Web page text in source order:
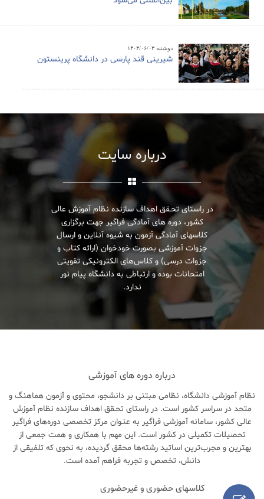
دوشنبه ۱۴۰۴/۰۶/۰۳
شیرینی قند پارسی در دانشگاه پرینستون
درباره سایت
در راستای تحـقق اهداف سازنده نظام آموزش عالی
کشور، دوره های آمادگی فراگیر جهت برگزاری
کلاسهای آمادگی آزمون به شیوه آنلاین و ارسال
جزوات آموزشی بصورت خودخوان (ارائه کتاب و
جزوات درسی) و کلاس‌های الکترونیکی تقویتی
امتحانات بوده و ارتباطی به دانشگاه پیام نور
ندارد.
درباره دوره های آموزشی
نظام آموزشی دانشگاه، نظامی مبتنی بر دانشجو، محتوی و آزمون هماهنگ و
متحد در سراسر کشور است. در راستای تحـقق اهداف سازنده نظام آموزش
عالی کشور، سامانه آموزشی فراگیر به عنـوان مرکز تخصصی دوره‌های فراگیر
تحصیلات تکمیلی در کشور است. این مهم با همکاری و همت جمعی از
بهترین و مجرب‌ترین اساتید رشته‌ها محقق گردیده، به نحوی که تلفیقی از
دانش، تخصص و تجربه فراهم آمده است.
کلاسهای حضوری و غیرحضوری